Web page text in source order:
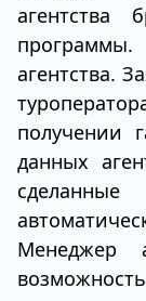
агентства
агентства.
получении
данных
Менеджер